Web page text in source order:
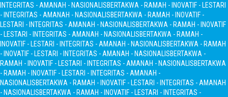
INTEGRITAS - AMANAH - NASIONALISBERTAKWA - RAMAH - INOVATIF - LESTARI
- INTEGRITAS - AMANAH - NASIONALISBERTAKWA - RAMAH - INOVATIF -
LESTARI - INTEGRITAS - AMANAH - NASIONALISBERTAKWA - RAMAH - INOVATIF
- LESTARI - INTEGRITAS - AMANAH - NASIONALISBERTAKWA - RAMAH -
INOVATIF - LESTARI - INTEGRITAS - AMANAH - NASIONALISBERTAKWA - RAMAH
- INOVATIF - LESTARI - INTEGRITAS - AMANAH - NASIONALISBERTAKWA -
RAMAH - INOVATIF - LESTARI - INTEGRITAS - AMANAH - NASIONALISBERTAKWA
- RAMAH - INOVATIF - LESTARI - INTEGRITAS - AMANAH -
NASIONALISBERTAKWA - RAMAH - INOVATIF - LESTARI - INTEGRITAS - AMANAH
- NASIONALISBERTAKWA - RAMAH - INOVATIF - LESTARI - INTEGRITAS -